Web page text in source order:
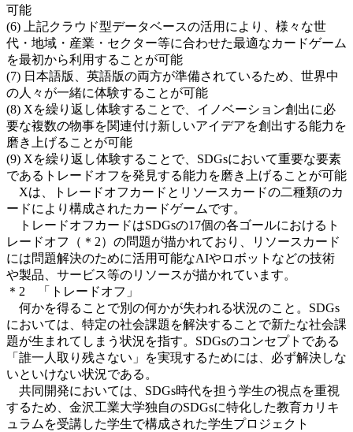
可能
(6) 上記クラウド型データベースの活用により、様々な世
代・地域・産業・セクター等に合わせた最適なカードゲーム
を最初から利用することが可能
(7) 日本語版、英語版の両方が準備されているため、世界中
の人々が一緒に体験することが可能
(8) Xを繰り返し体験することで、イノベーション創出に必
要な複数の物事を関連付け新しいアイデアを創出する能力を
磨き上げることが可能
(9) Xを繰り返し体験することで、SDGsにおいて重要な要素
であるトレードオフを発見する能力を磨き上げることが可能
Xは、トレードオフカードとリソースカードの二種類のカ
ードにより構成されたカードゲームです。
トレードオフカードはSDGsの17個の各ゴールにおけるト
レードオフ（＊2）の問題が描かれており、リソースカード
には問題解決のために活用可能なAIやロボットなどの技術
や製品、サービス等のリソースが描かれています。
＊2 「トレードオフ」
何かを得ることで別の何かが失われる状況のこと。SDGs
においては、特定の社会課題を解決することで新たな社会課
題が生まれてしまう状況を指す。SDGsのコンセプトである
「誰一人取り残さない」を実現するためには、必ず解決しな
いといけない状況である。
共同開発においては、SDGs時代を担う学生の視点を重視
するため、金沢工業大学独自のSDGsに特化した教育カリキ
ュラムを受講した学生で構成された学生プロジェクト